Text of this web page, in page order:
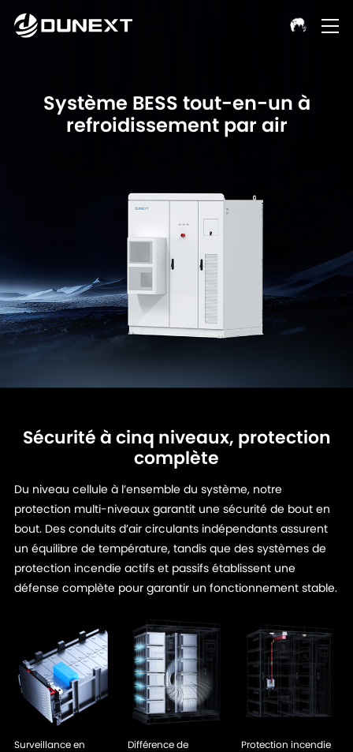
Système BESS tout-en-un à
refroidissement par air
Sécurité à cinq niveaux, protection
complète
Du niveau cellule à l’ensemble du système, notre
protection multi-niveaux garantit une sécurité de bout en
bout. Des conduits d’air circulants indépendants assurent
un équilibre de température, tandis que des systèmes de
protection incendie actifs et passifs établissent une
défense complète pour garantir un fonctionnement stable.
Surveillance en
Différence de
Protection incendie